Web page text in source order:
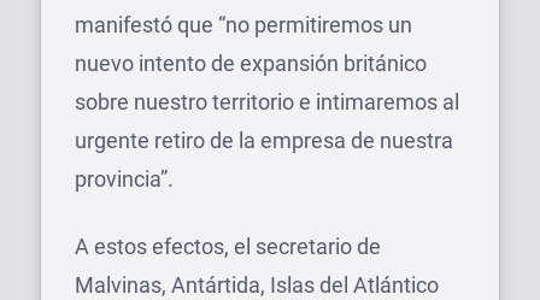
manifestó que “no permitiremos un
nuevo intento de expansión británico
sobre nuestro territorio e intimaremos al
urgente retiro de la empresa de nuestra
provincia”.
A estos efectos, el secretario de
Malvinas, Antártida, Islas del Atlántico